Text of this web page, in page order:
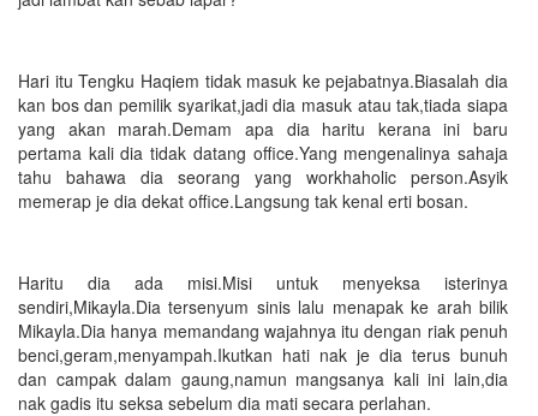
Hari itu Tengku Haqiem tidak masuk ke pejabatnya.Biasalah dia
kan bos dan pemilik syarikat,jadi dia masuk atau tak,tiada siapa
yang akan marah.Demam apa dia haritu kerana ini baru
pertama kali dia tidak datang office.Yang mengenalinya sahaja
tahu bahawa dia seorang yang workhaholic person.Asyik
memerap je dia dekat office.Langsung tak kenal erti bosan.
Haritu dia ada misi.Misi untuk menyeksa isterinya
sendiri,Mikayla.Dia tersenyum sinis lalu menapak ke arah bilik
Mikayla.Dia hanya memandang wajahnya itu dengan riak penuh
benci,geram,menyampah.Ikutkan hati nak je dia terus bunuh
dan campak dalam gaung,namun mangsanya kali ini lain,dia
nak gadis itu seksa sebelum dia mati secara perlahan.